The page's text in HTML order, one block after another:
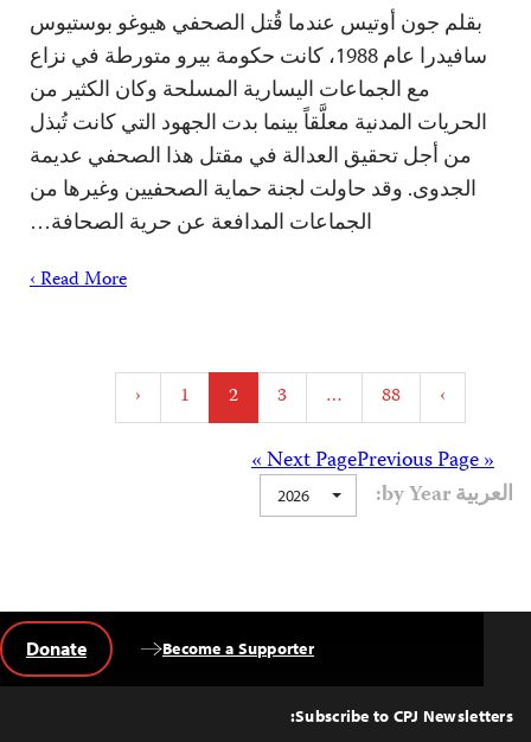
بقلم جون أوتيس عندما قُتل الصحفي هيوغو بوستيوس
سافيدرا عام 1988، كانت حكومة بيرو متورطة في نزاع
مع الجماعات اليسارية المسلحة وكان الكثير من
الحريات المدنية معلَّقاً بينما بدت الجهود التي كانت تُبذل
من أجل تحقيق العدالة في مقتل هذا الصحفي عديمة
الجدوى. وقد حاولت لجنة حماية الصحفيين وغيرها من
الجماعات المدافعة عن حرية الصحافة…
Read More ›
Posts
pagination
‹ 1 2 3 … 88 ›
Posts
navigation
Next Page »
« Previous Page
العربية by Year:
2026
Top
Subscribe to CPJ Newsletters:
Become a Supporter
Donate